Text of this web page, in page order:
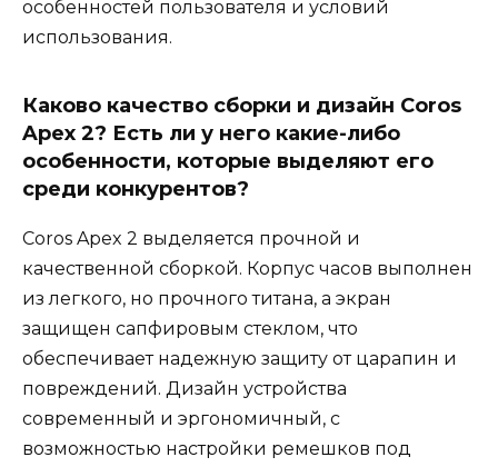
особенностей пользователя и условий
использования.
Каково качество сборки и дизайн Coros
Apex 2? Есть ли у него какие-либо
особенности, которые выделяют его
среди конкурентов?
Coros Apex 2 выделяется прочной и
качественной сборкой. Корпус часов выполнен
из легкого, но прочного титана, а экран
защищен сапфировым стеклом, что
обеспечивает надежную защиту от царапин и
повреждений. Дизайн устройства
современный и эргономичный, с
возможностью настройки ремешков под